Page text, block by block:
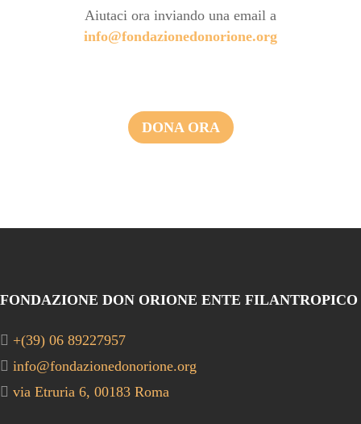
Aiutaci ora inviando una email a
info@fondazionedonorione.org
DONA ORA
FONDAZIONE DON ORIONE ENTE FILANTROPICO
+(39) 06 89227957
info@fondazionedonorione.org
via Etruria 6, 00183 Roma